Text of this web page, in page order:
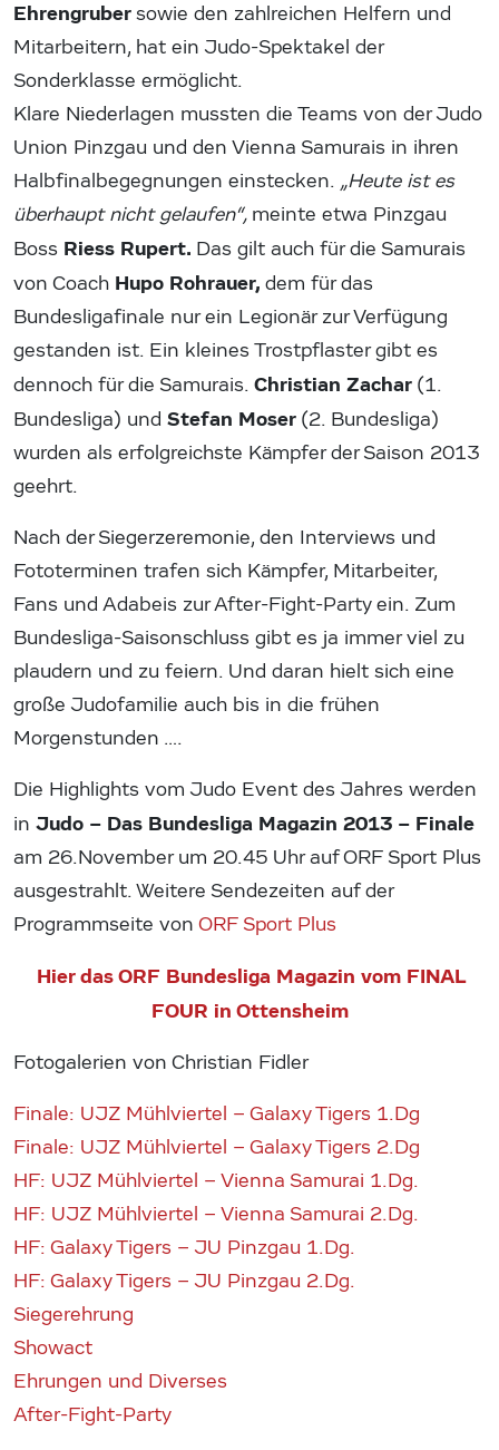
Ehrengrubersowie den zahlreichen Helfern und
Mitarbeitern, hat ein Judo-Spektakel der
Sonderklasse ermöglicht.
Klare Niederlagen mussten die Teams von der Judo
Union Pinzgau und den Vienna Samurais in ihren
Halbfinalbegegnungen einstecken. „Heute ist es
überhaupt nicht gelaufen“, meinte etwa Pinzgau
Boss Riess Rupert. Das gilt auch für die Samurais
von Coach Hupo Rohrauer, dem für das
Bundesligafinale nur ein Legionär zur Verfügung
gestanden ist. Ein kleines Trostpflaster gibt es
dennoch für die Samurais. Christian Zachar (1.
Bundesliga) und Stefan Moser (2. Bundesliga)
wurden als erfolgreichste Kämpfer der Saison 2013
geehrt.
Nach der Siegerzeremonie, den Interviews und
Fototerminen trafen sich Kämpfer, Mitarbeiter,
Fans und Adabeis zur After-Fight-Party ein. Zum
Bundesliga-Saisonschluss gibt es ja immer viel zu
plaudern und zu feiern. Und daran hielt sich eine
große Judofamilie auch bis in die frühen
Morgenstunden ….
Die Highlights vom Judo Event des Jahres werden
in Judo – Das Bundesliga Magazin 2013 – Finale
am 26.November um 20.45 Uhr auf ORF Sport Plus
ausgestrahlt. Weitere Sendezeiten auf der
Programmseite von ORF Sport Plus
Hier das ORF Bundesliga Magazin vom FINAL
FOUR in Ottensheim
Fotogalerien von Christian Fidler
Finale: UJZ Mühlviertel – Galaxy Tigers 1.Dg
Finale: UJZ Mühlviertel – Galaxy Tigers 2.Dg
HF: UJZ Mühlviertel – Vienna Samurai 1.Dg.
HF: UJZ Mühlviertel – Vienna Samurai 2.Dg.
HF: Galaxy Tigers – JU Pinzgau 1.Dg.
HF: Galaxy Tigers – JU Pinzgau 2.Dg.
Siegerehrung
Showact
Ehrungen und Diverses
After-Fight-Party